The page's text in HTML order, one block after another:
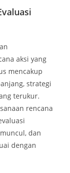
aksi yang
mencakup
strategi
terukur.
rencana
dan
dengan